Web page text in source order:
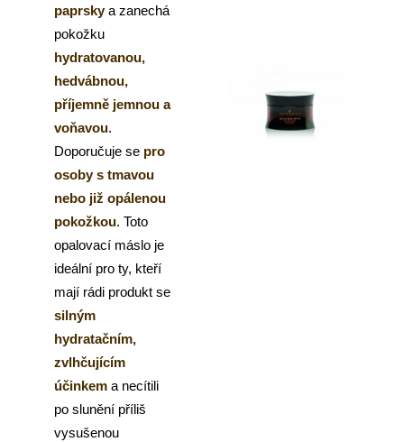
paprskya zanechá
pokožku
hydratovanou,
hedvábnou,
příjemně jemnou a
voňavou.
Doporučuje se pro
osoby s tmavou
nebo již opálenou
pokožkou. Toto
opalovací máslo je
ideální pro ty, kteří
mají rádi produkt se
silným
hydratačním,
zvlhčujícím
účinkem a necítili
po slunění příliš
vysušenou